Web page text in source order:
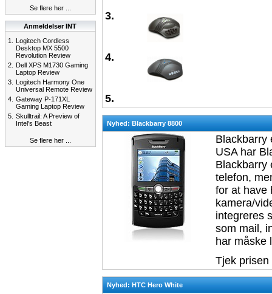
Se flere her ...
Anmeldelser INT
1.
Logitech Cordless
Desktop MX 5500
Revolution Review
2. Dell XPS M1730 Gaming
Laptop Review
3. Logitech Harmony One
Universal Remote Review
4. Gateway P-171XL
Gaming Laptop Review
5. Skulltrail: A Preview of
Intel's Beast
Se flere her ...
3.
4.
5.
Nyhed: Blackbarry 8800
Blackbarry
USA har
Blackbarry
telefon,
for at have
kamera/
integreres
som mail,
har måske
Tjek
Nyhed: HTC Hero White